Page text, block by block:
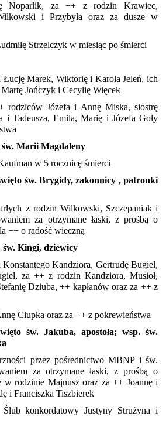
Noparlik, za ++ z rodzin Krawiec,
i Przybyła oraz za dusze w
Strzelczyk w miesiąc po śmierci
Marek, Wiktorię i Karola Jeleń, ich
Jończyk i Cecylię Więcek
rodziców Józefa i Annę Miska, siostrę
i Tadeusza, Emila, Marię i Józefa Goły
Marii Magdaleny
w 5 rocznicę śmierci
św. Brygidy, zakonnicy , patronki
z rodzin Wilkowski, Szczepaniak i
za otrzymane łaski, z prośbą o
++ o radość wieczną
św. Kingi, dziewicy
Kandziora, Gertrudę Bugiel,
za ++ z rodzin Kandziora, Musioł,
Dziuba, ++ kapłanów oraz za ++ z
Ciupka oraz za ++ z pokrewieństwa
św. Jakuba, apostoła; wsp. św.
przez pośrednictwo MBNP i św.
za otrzymane łaski, z prośbą o
w rodzinie Majnusz oraz za ++ Joannę i
i Franciszka Tiszbierek
Ślub konkordatowy Justyny Strużyna i